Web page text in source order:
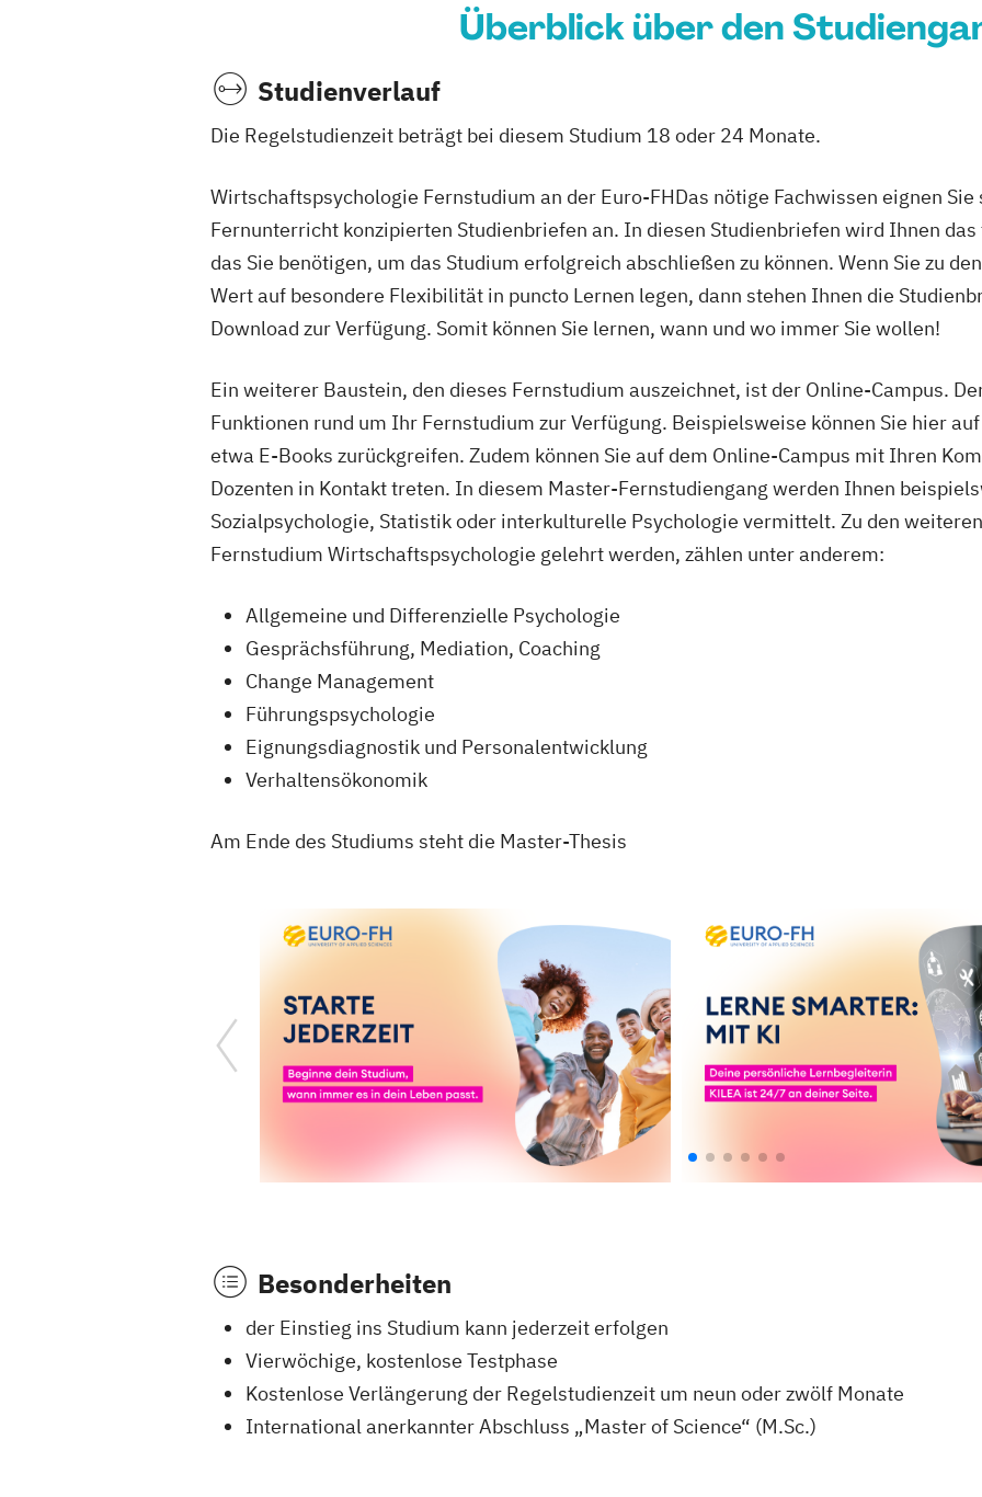
Überblick über den
Studienverlauf
Die Regelstudienzeit beträgt bei diesem Studium 18 oder 24 Monate.
Wirtschaftspsychologie Fernstudium an der Euro-FHDas nötige Fachwissen eignen
Fernunterricht konzipierten Studienbriefen an. In diesen Studienbriefen wird Ihnen
das Sie benötigen, um das Studium erfolgreich abschließen zu können. Wenn Sie zu
Wert auf besondere Flexibilität in puncto Lernen legen, dann stehen Ihnen die
Download zur Verfügung. Somit können Sie lernen, wann und wo immer Sie wollen!
Ein weiterer Baustein, den dieses Fernstudium auszeichnet, ist der Online-Campus.
Funktionen rund um Ihr Fernstudium zur Verfügung. Beispielsweise können Sie hier
etwa E-Books zurückgreifen. Zudem können Sie auf dem Online-Campus mit Ihren
Dozenten in Kontakt treten. In diesem Master-Fernstudiengang werden Ihnen
Sozialpsychologie, Statistik oder interkulturelle Psychologie vermittelt. Zu den
Fernstudium Wirtschaftspsychologie gelehrt werden, zählen unter anderem:
Allgemeine und Differenzielle Psychologie
Gesprächsführung, Mediation, Coaching
Change Management
Führungspsychologie
Eignungsdiagnostik und Personalentwicklung
Verhaltensökonomik
Am Ende des Studiums steht die Master-Thesis
Besonderheiten
der Einstieg ins Studium kann jederzeit erfolgen
Vierwöchige, kostenlose Testphase
Kostenlose Verlängerung der Regelstudienzeit um neun oder zwölf Monate
International anerkannter Abschluss „Master of Science“ (M.Sc.)